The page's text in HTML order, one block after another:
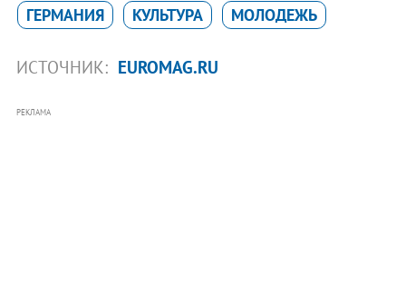
ГЕРМАНИЯ КУЛЬТУРА МОЛОДЕЖЬ
ИСТОЧНИК: EUROMAG.RU
РЕКЛАМА